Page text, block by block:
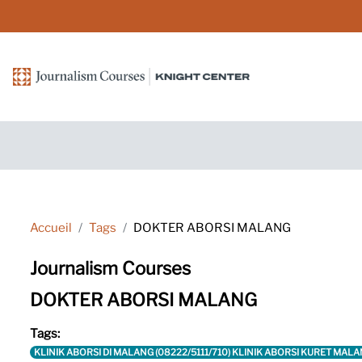
Accueil Tags DOKTER ABORSI MALANG
Journalism Courses
DOKTER ABORSI MALANG
Tags:
KLINIK ABORSI DI MALANG (08222/5111/710) KLINIK ABORSI KURET